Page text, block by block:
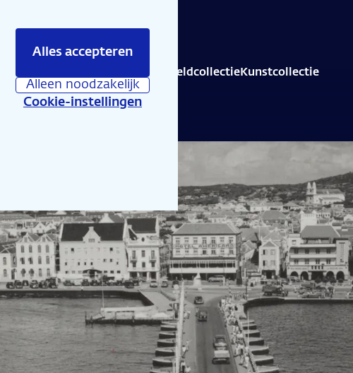
Alles accepteren
Alleen noodzakelijk
Cookie-instellingen
Wat is er te beleven Educatie GeldcollectieKunstcollectie